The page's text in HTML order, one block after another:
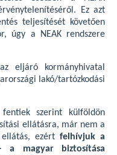
Ez azt
teljesítését követően
úgy a NEAK rendszere
eljáró kormányhivatal
lakó/tartózkodási
szerint külföldön
ellátásra, már nem a
ellátás, ezértfelhívjuk a
magyar biztosítása